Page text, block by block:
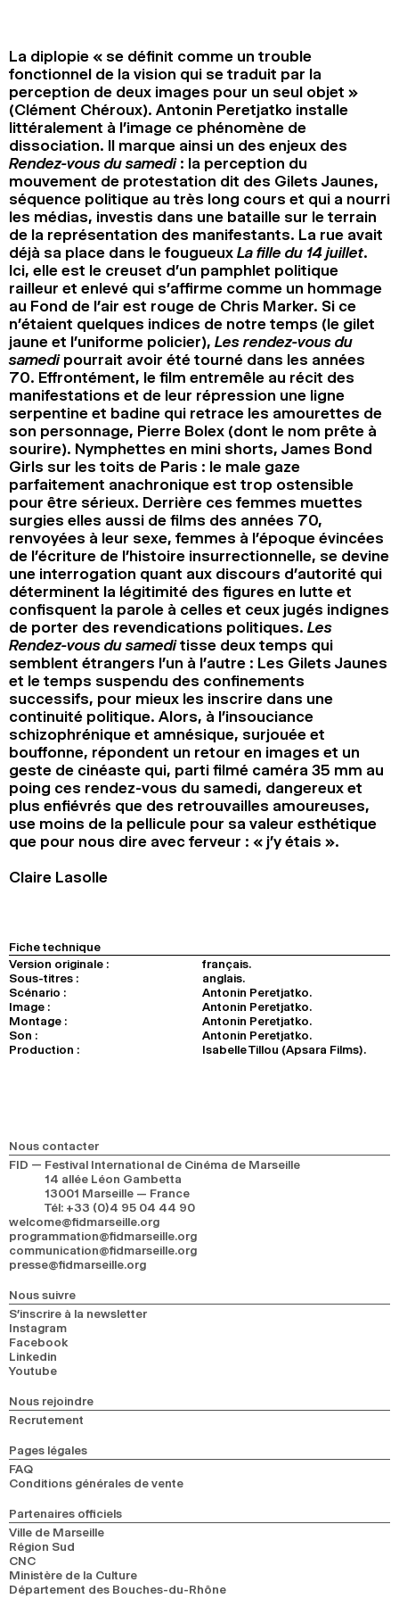
RECHERCHE
La diplopie « se définit comme un trouble
fonctionnel de la vision qui se traduit par la
perception de deux images pour un seul objet »
(Clément Chéroux). Antonin Peretjatko installe
littéralement à l’image ce phénomène de
dissociation. Il marque ainsi un des enjeux des
Rendez-vous du samedi: la perception du
mouvement de protestation dit des Gilets Jaunes,
séquence politique au très long cours et qui a nourri
les médias, investis dans une bataille sur le terrain
de la représentation des manifestants. La rue avait
déjà sa place dans le fougueux La fille du 14 juillet.
Ici, elle est le creuset d’un pamphlet politique
railleur et enlevé qui s’affirme comme un hommage
au Fond de l’air est rouge de Chris Marker. Si ce
n’étaient quelques indices de notre temps (le gilet
jaune et l’uniforme policier), Les rendez-vous du
samedipourrait avoir été tourné dans les années
70. Effrontément, le film entremêle au récit des
manifestations et de leur répression une ligne
serpentine et badine qui retrace les amourettes de
son personnage, Pierre Bolex (dont le nom prête à
sourire). Nymphettes en mini shorts, James Bond
Girls sur les toits de Paris : le male gaze
parfaitement anachronique est trop ostensible
pour être sérieux. Derrière ces femmes muettes
surgies elles aussi de films des années 70,
renvoyées à leur sexe, femmes à l’époque évincées
de l’écriture de l’histoire insurrectionnelle, se devine
une interrogation quant aux discours d’autorité qui
déterminent la légitimité des figures en lutte et
confisquent la parole à celles et ceux jugés indignes
de porter des revendications politiques. Les
Rendez-vous du sameditisse deux temps qui
semblent étrangers l’un à l’autre : Les Gilets Jaunes
et le temps suspendu des confinements
successifs, pour mieux les inscrire dans une
continuité politique. Alors, à l’insouciance
schizophrénique et amnésique, surjouée et
bouffonne, répondent un retour en images et un
geste de cinéaste qui, parti filmé caméra 35 mm au
poing ces rendez-vous du samedi, dangereux et
plus enfiévrés que des retrouvailles amoureuses,
use moins de la pellicule pour sa valeur esthétique
que pour nous dire avec ferveur : « j’y étais ».
Claire Lasolle
Fiche technique
Version originale :
français.
Sous-titres :
anglais.
Scénario :
Antonin Peretjatko.
Image :
Antonin Peretjatko.
Montage :
Antonin Peretjatko.
Son :
Antonin Peretjatko.
Production :
Isabelle Tillou (Apsara Films).
Nous contacter
FID — Festival International de Cinéma de Marseille
14 allée Léon Gambetta
13001 Marseille — France
Tél: +33 (0)4 95 04 44 90
welcome@fidmarseille.org
programmation@fidmarseille.org
communication@fidmarseille.org
presse@fidmarseille.org
Nous suivre
S’inscrire à la newsletter
Instagram
Facebook
Linkedin
Youtube
Nous rejoindre
Recrutement
Pages légales
FAQ
Conditions générales de vente
Partenaires officiels
Ville de Marseille
Région Sud
CNC
Ministère de la Culture
Département des Bouches-du-Rhône